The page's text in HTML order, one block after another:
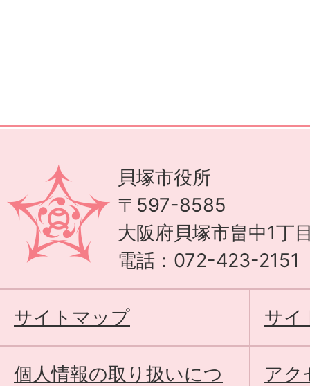
貝塚市役所
〒597-8585
大阪府貝塚市畠中1丁
電話：072-423-2151
サイトマップ サイ
個人情報の取り扱いにつ
アク